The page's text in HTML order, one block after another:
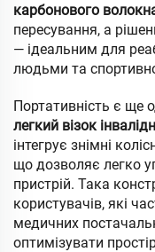
карбонового
пересування, а
— ідеальним для
людьми та
Портативність є ще
легкий візок
інтегрує знімні
що дозволяє легко
пристрій. Така
користувачів, які
медичних
оптимізувати